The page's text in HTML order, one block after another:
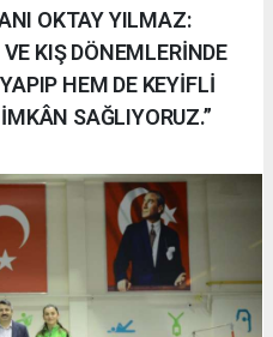
OKTAY YILMAZ:
KIŞ DÖNEMLERİNDE
HEM DE KEYİFLİ
SAĞLIYORUZ.”